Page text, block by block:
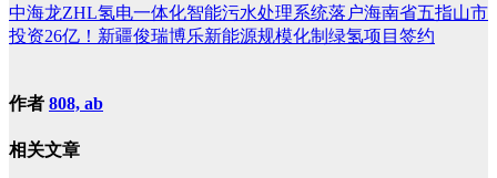
中海龙ZHL氢电一体化智能污水处理系统落户海南省五指山市
投资26亿！新疆俊瑞博乐新能源规模化制绿氢项目签约
作者 808, ab
相关文章